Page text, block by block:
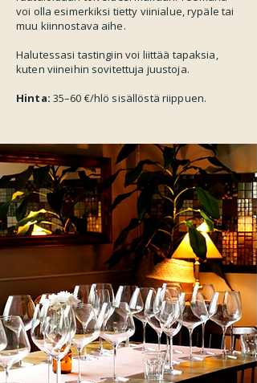
voi olla esimerkiksi tietty viinialue, rypäle tai
muu kiinnostava aihe.
Halutessasi tastingiin voi liittää tapaksia,
kuten viineihin sovitettuja juustoja.
Hinta: 35–60 €/hlö sisällöstä riippuen.